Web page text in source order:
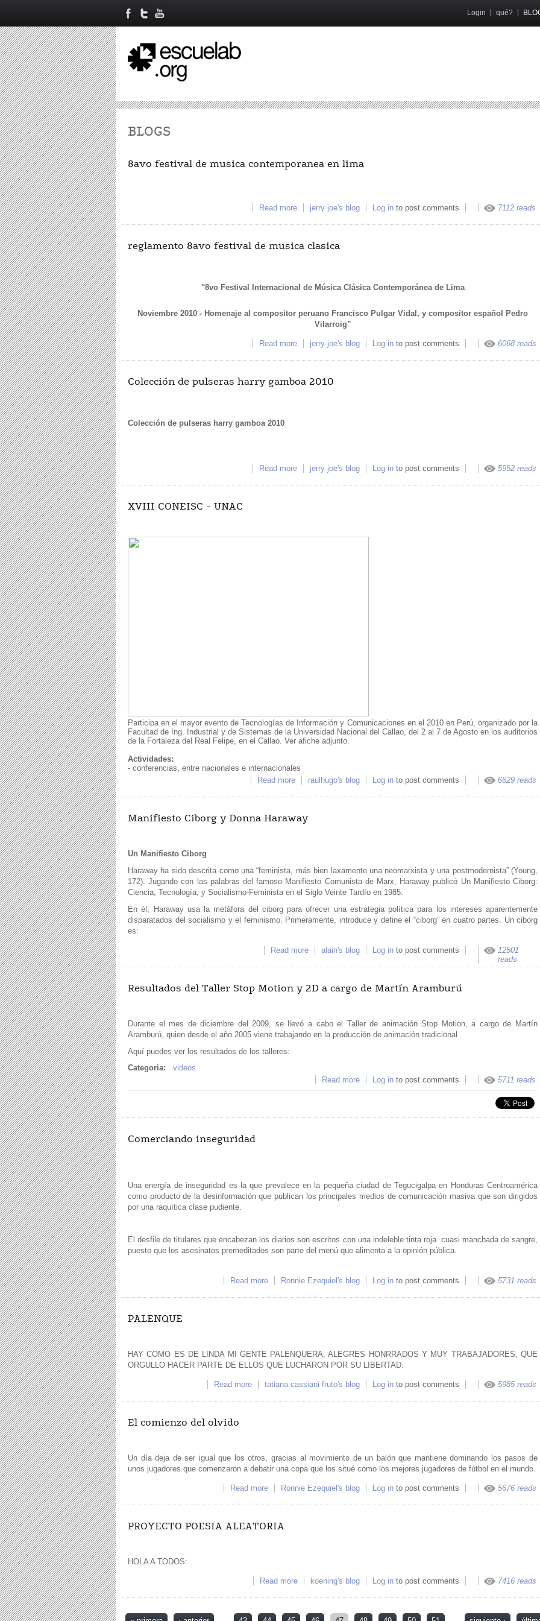
Login qué?
BLOGS
8avo festival de musica contemporanea en lima
Read more about 8avo festival de musica contemporanea en lima
jerry joe's blog Log in to post comments 7112 reads
reglamento 8avo festival de musica clasica
"8vo Festival Internacional de Música Clásica Contemporánea de Lima
Noviembre 2010 - Homenaje al compositor peruano Francisco Pulgar Vidal, y compositor español Pedro
Vilarroig”
Read more about reglamento 8avo festival de musica clasica
jerry joe's blog Log in to post comments 6068 reads
Colección de pulseras harry gamboa 2010
Colección de pulseras harry gamboa 2010
Read more about Colección de pulseras harry gamboa 2010
jerry joe's blog Log in to post comments 5952 reads
XVIII CONEISC - UNAC
Participa en el mayor evento de Tecnologías de Información y Comunicaciones en el 2010 en Perú, organizado por la
Facultad de Ing. Industrial y de Sistemas de la Universidad Nacional del Callao, del 2 al 7 de Agosto en los auditorios
de la Fortaleza del Real Felipe, en el Callao. Ver afiche adjunto.
Actividades:
- conferencias, entre nacionales e internacionales
Read more about XVIII CONEISC - UNAC
raulhugo's blog Log in to post comments 6629 reads
Manifiesto Ciborg y Donna Haraway
Un Manifiesto Ciborg
Haraway ha sido descrita como una “feminista, más bien laxamente una neomarxista y una postmodernista” (Young,
172). Jugando con las palabras del famoso Manifiesto Comunista de Marx, Haraway publicó Un Manifiesto Ciborg:
Ciencia, Tecnología, y Socialismo-Feminista en el Siglo Veinte Tardío en 1985.
En él, Haraway usa la metáfora del ciborg para ofrecer una estrategia política para los intereses aparentemente
disparatados del socialismo y el feminismo. Primeramente, introduce y define el “ciborg” en cuatro partes. Un ciborg
es:
Read more about Manifiesto Ciborg y Donna Haraway
alain's blog Log in to post comments
12501
reads
Resultados del Taller Stop Motion y 2D a cargo de Martín Aramburú
Durante el mes de diciembre del 2009, se llevó a cabo el Taller de animación Stop Motion, a cargo de Martín
Aramburú, quien desde el año 2005 viene trabajando en la producción de animación tradicional
Aquí puedes ver los resultados de los talleres:
Categoria:
videos
Read more about Resultados del Taller Stop Motion y 2D
Log in to post comments 5711 reads
Comerciando inseguridad
Una energía de inseguridad es la que prevalece en la pequeña ciudad de Tegucigalpa en Honduras Centroamérica
como producto de la desinformación que publican los principales medios de comunicación masiva que son dirigidos
por una raquítica clase pudiente.
El desfile de titulares que encabezan los diarios son escritos con una indeleble tinta roja cuasi manchada de sangre,
puesto que los asesinatos premeditados son parte del menú que alimenta a la opinión pública.
Read more about Comerciando inseguridad
Ronnie Ezequiel's blog Log in to post comments 5731 reads
PALENQUE
HAY COMO ES DE LINDA MI GENTE PALENQUERA, ALEGRES HONRRADOS Y MUY TRABAJADORES, QUE
ORGULLO HACER PARTE DE ELLOS QUE LUCHARON POR SU LIBERTAD.
Read more about PALENQUE
tatiana cassiani fruto's blog Log in to post comments 5985 reads
El comienzo del olvido
Un día deja de ser igual que los otros, gracias al movimiento de un balón que mantiene dominando los pasos de
unos jugadores que comenzaron a debatir una copa que los situé como los mejores jugadores de fútbol en el mundo.
Read more about El comienzo del olvido
Ronnie Ezequiel's blog Log in to post comments 5676 reads
PROYECTO POESIA ALEATORIA
HOLA A TODOS:
Read more about PROYECTO POESIA ALEATORIA
koening's blog Log in to post comments 7416 reads
Pages